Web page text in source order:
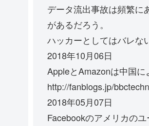
データ流出事故は頻繁に
があるだろう。
ハッカーとしてはバレな
2018年10月06日
AppleとAmazonは中国
http://fanblogs.jp/
2018年05月07日
Facebookのアメリカの